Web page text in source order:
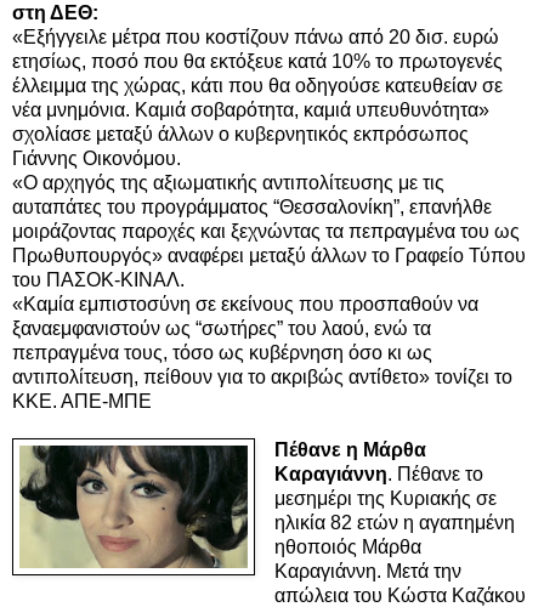
στη ΔΕΘ:
«Εξήγγειλε μέτρα που κοστίζουν πάνω από 20 δισ. ευρώ
ετησίως, ποσό που θα εκτόξευε κατά 10% το πρωτογενές
έλλειμμα της χώρας, κάτι που θα οδηγούσε κατευθείαν σε
νέα μνημόνια. Καμιά σοβαρότητα, καμιά υπευθυνότητα»
σχολίασε μεταξύ άλλων ο κυβερνητικός εκπρόσωπος
Γιάννης Οικονόμου.
«Ο αρχηγός της αξιωματικής αντιπολίτευσης με τις
αυταπάτες του προγράμματος “Θεσσαλονίκη”, επανήλθε
μοιράζοντας παροχές και ξεχνώντας τα πεπραγμένα του ως
Πρωθυπουργός» αναφέρει μεταξύ άλλων το Γραφείο Τύπου
του ΠΑΣΟΚ-ΚΙΝΑΛ.
«Καμία εμπιστοσύνη σε εκείνους που προσπαθούν να
ξαναεμφανιστούν ως “σωτήρες” του λαού, ενώ τα
πεπραγμένα τους, τόσο ως κυβέρνηση όσο κι ως
αντιπολίτευση, πείθουν για το ακριβώς αντίθετο» τονίζει το
ΚΚΕ. ΑΠΕ-ΜΠΕ
Πέθανε η Μάρθα
Καραγιάννη. Πέθανε το
μεσημέρι της Κυριακής σε
ηλικία 82 ετών η αγαπημένη
ηθοποιός Μάρθα
Καραγιάννη. Μετά την
απώλεια του Κώστα Καζάκου